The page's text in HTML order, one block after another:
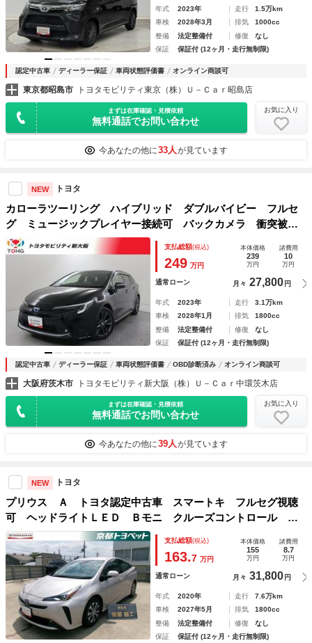
年式 2023年 走行
1.5万km
車検
2028年3月 排気
1000cc
整備
法定整備付 修復
なし
保証
保証付 (12ヶ月・走行無制限)
認定中古車 ディーラー保証 車両状態評価書 オンライン商談可
東京都昭島市 トヨタモビリティ東京（株）Ｕ－Ｃａｒ昭島店
まずは在庫確認・見積依頼
無料通話でお問い合わせ
お気に入り
今あなたの他に33人が見ています
NEW トヨタ
カローラツーリング ハイブリッド ダブルバイビー フルセ
グ ミュージックプレイヤー接続可 バックカメラ 衝突被害
軽減システム ＥＴＣ ドラレコ前後 ＬＥＤヘッドランプ
シートヒーター ハンドルヒーターワンオーナー ＨＤＭＩ入
力端子 記録簿
支払総額(税込)
249 万円
本体価格
239
万円
諸費用
10
万円
通常ローン 月々 27,800 円
年式 2023年 走行
3.1万km
車検
2028年1月 排気
1800cc
整備
法定整備付 修復
なし
保証
保証付 (12ヶ月・走行無制限)
認定中古車 ディーラー保証 車両状態評価書 OBD診断済み オンライン商談可
大阪府茨木市 トヨタモビリティ新大阪（株）Ｕ－Ｃａｒ中環茨木店
まずは在庫確認・見積依頼
無料通話でお問い合わせ
お気に入り
今あなたの他に39人が見ています
NEW トヨタ
プリウス Ａ トヨタ認定中古車 スマートキ フルセグ視聴
可 ヘッドライトＬＥＤ Ｂモニ クルーズコントロール エ
アバック アルミホイル パワーステアリング Ｐシート Ｅ
ＴＣ付き ＡＢＳ パワーウィンドウ ＶＳＣ
支払総額(税込)
163.7 万円
本体価格
155
万円
諸費用
8.7
万円
通常ローン 月々 31,800 円
年式 2020年 走行
7.6万km
車検
2027年5月 排気
1800cc
整備
法定整備付 修復
なし
保証
保証付 (12ヶ月・走行無制限)